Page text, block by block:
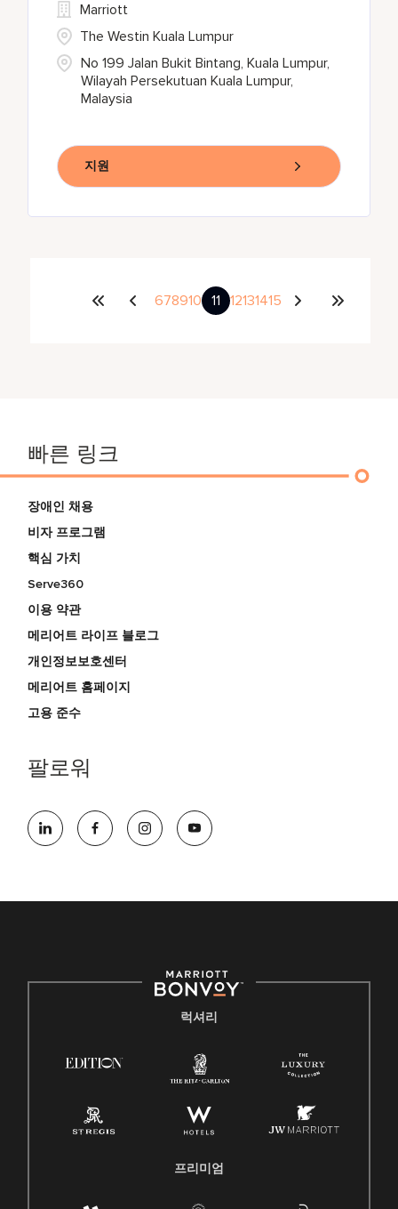
No 199 Jalan Bukit Bintang, Kuala Lumpur,
Wilayah Persekutuan Kuala Lumpur,
Malaysia
Marriott
The Westin Kuala Lumpur
지원
678910 11 12131415
빠른 링크
장애인 채용
비자 프로그램
핵심 가치
Serve360
이용 약관
메리어트 라이프 블로그
개인정보보호센터
메리어트 홈페이지
고용 준수
팔로워
럭셔리
프리미엄